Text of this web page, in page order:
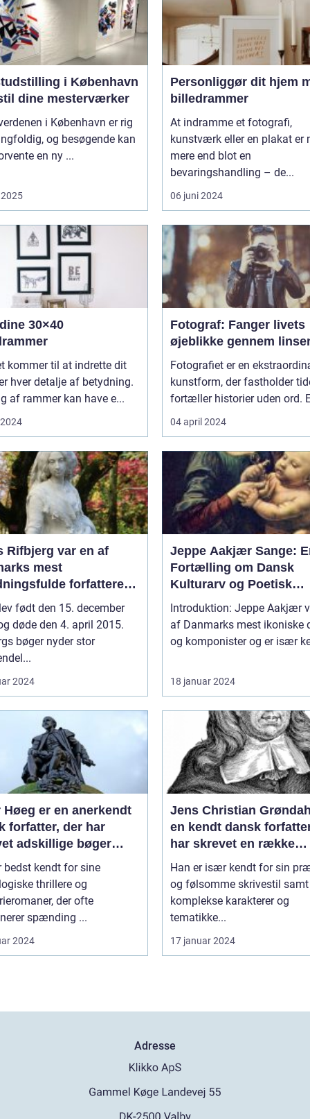
i København
dine mesterværker
i København er rig
og besøgende kan
en ny ...
Personliggør dit hjem
billedrammer
At indramme et fotografi,
kunstværk eller en plakat er
mere end blot en
bevaringshandling – de...
06 juni 2024
30×40
kommer til at indrette dit
hver detalje af betydning.
af rammer kan have e...
Fotograf: Fanger livets
øjeblikke gennem
Fotografiet er en
kunstform, der fastholder
fortæller historier uden ord.
04 april 2024
Rifbjerg var en af
mest
forfattere
født den 15. december
døde den 4. april 2015.
bøger nyder stor
2024
Jeppe Aakjær Sange:
Fortælling om Dansk
Kulturarv og Poetisk
Skønhed
Introduktion: Jeppe Aakjær
af Danmarks mest ikoniske
og komponister og er især
18 januar 2024
Høeg er en anerkendt
forfatter, der har
adskillige bøger
for forskellige genrer
bedst kendt for sine
thrillere og
der ofte
spænding ...
2024
Jens Christian
en kendt dansk
har skrevet en række
populære bøger
Han er især kendt for sin
og følsomme skrivestil
komplekse karakterer og
tematikke...
17 januar 2024
Adresse